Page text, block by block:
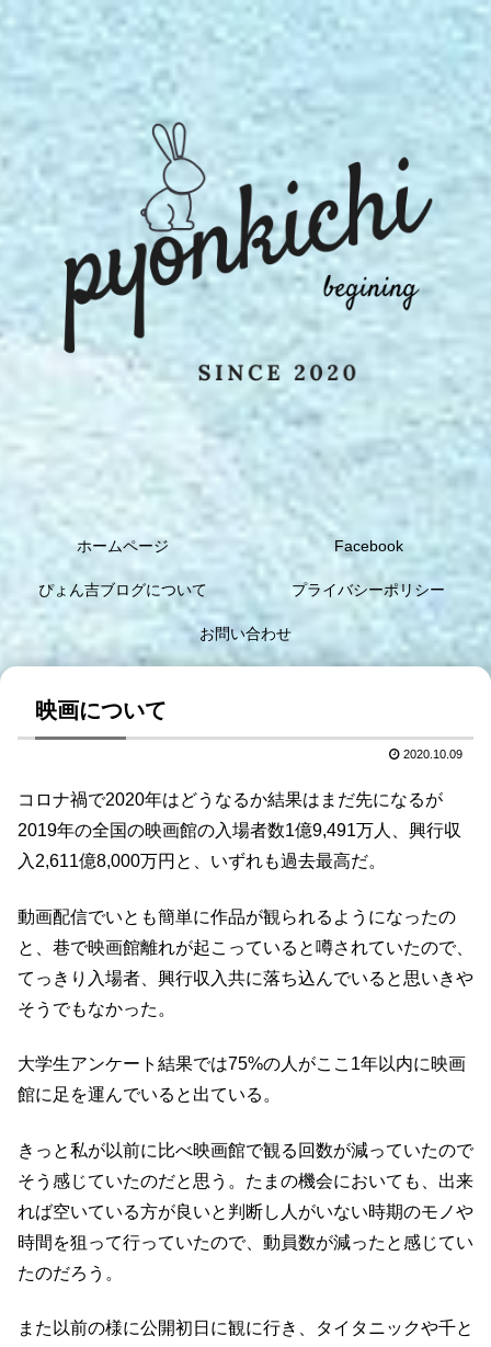
ホームページ Facebook
ぴょん吉ブログについて プライバシーポリシー
お問い合わせ
映画について
2020.10.09
コロナ禍で2020年はどうなるか結果はまだ先になるが
2019年の全国の映画館の入場者数1億9,491万人、興行収
入2,611億8,000万円と、いずれも過去最高だ。
動画配信でいとも簡単に作品が観られるようになったの
と、巷で映画館離れが起こっていると噂されていたので、
てっきり入場者、興行収入共に落ち込んでいると思いきや
そうでもなかった。
大学生アンケート結果では75%の人がここ1年以内に映画
館に足を運んでいると出ている。
きっと私が以前に比べ映画館で観る回数が減っていたので
そう感じていたのだと思う。たまの機会においても、出来
れば空いている方が良いと判断し人がいない時期のモノや
時間を狙って行っていたので、動員数が減ったと感じてい
たのだろう。
また以前の様に公開初日に観に行き、タイタニックや千と